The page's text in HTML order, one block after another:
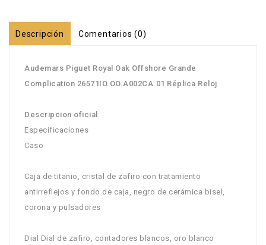
Descripción Comentarios (0)
Audemars Piguet Royal Oak Offshore Grande
Complication 26571IO.OO.A002CA.01 Réplica Reloj
Descripcion oficial
Especificaciones
Caso
Caja de titanio, cristal de zafiro con tratamiento
antirreflejos y fondo de caja, negro de cerámica bisel,
corona y pulsadores
Dial Dial de zafiro, contadores blancos, oro blanco